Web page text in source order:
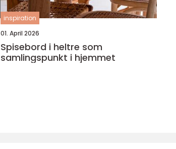
inspiration
01. April 2026
Spisebord i heltre som
samlingspunkt i hjemmet